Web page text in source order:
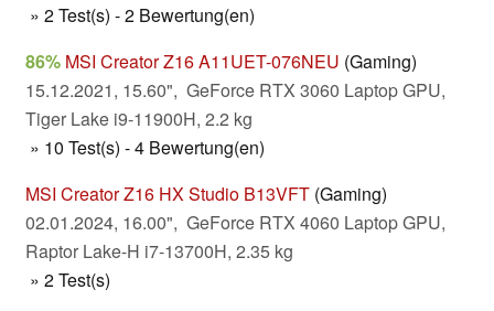
» 2 Test(s) - 2 Bewertung(en)
86% MSI Creator Z16 A11UET-076NEU (Gaming)
15.12.2021, 15.60", GeForce RTX 3060 Laptop GPU,
Tiger Lake i9-11900H, 2.2 kg
» 10 Test(s) - 4 Bewertung(en)
MSI Creator Z16 HX Studio B13VFT (Gaming)
02.01.2024, 16.00", GeForce RTX 4060 Laptop GPU,
Raptor Lake-H i7-13700H, 2.35 kg
» 2 Test(s)